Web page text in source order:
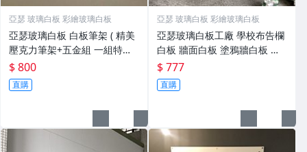
亞瑟 玻璃白板 彩繪玻璃白板
亞瑟玻璃白板 白板筆架 ( 精美
壓克力筆架+五金組 一組特價8
00元 自行DIY ) 下標區
$ 800
直購
亞瑟 玻璃白板 彩繪玻璃白板
亞瑟玻璃白板工廠 學校布告欄
白板 牆面白板 塗鴉牆白板 磁
鐵白板 書寫白板 磁性玻璃白板
$ 777
直購